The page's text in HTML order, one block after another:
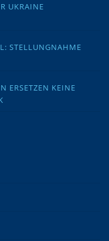
UKRAINE
STELLUNGNAHME
ERSETZEN KEINE